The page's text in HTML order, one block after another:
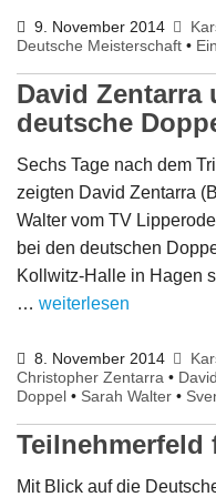
9. November 2014
Deutsche Meisterschaft •
David Zentarra
deutsche
Sechs Tage nach dem
zeigten David Zentarra
Walter vom TV
bei den deutschen
Kollwitz-Halle in Hagen
… weiterlesen
8. November 2014
Christopher Zentarra •
Doppel • Sarah Walter •
Teilnehmerfeld
Mit Blick auf die